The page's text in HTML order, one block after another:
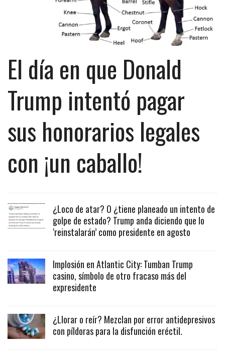
El día en que Donald
Trump intentó pagar
sus honorarios legales
con ¡un caballo!
¿Loco de atar? O ¿tiene planeado un intento de
golpe de estado? Trump anda diciendo que lo
‘reinstalarán’ como presidente en agosto
Implosión en Atlantic City: Tumban Trump
casino, símbolo de otro fracaso más del
expresidente
¿Llorar o reír? Mezclan por error antidepresivos
con píldoras para la disfunción eréctil.